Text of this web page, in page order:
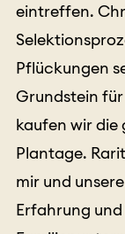
eintreffen.
Pflückungen
Grundstein
kaufen wir die
Plantage.
mir und
Erfahrung